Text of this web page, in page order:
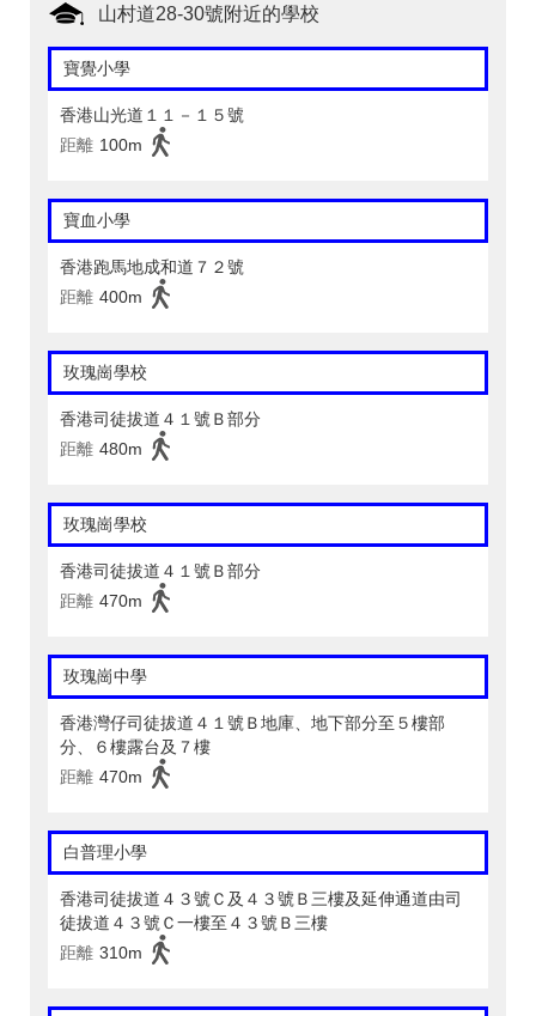
山村道28-30號附近的學校
寶覺小學
香港山光道１１－１５號
距離 100m
寶血小學
香港跑馬地成和道７２號
距離 400m
玫瑰崗學校
香港司徒拔道４１號Ｂ部分
距離 480m
玫瑰崗學校
香港司徒拔道４１號Ｂ部分
距離 470m
玫瑰崗中學
香港灣仔司徒拔道４１號Ｂ地庫、地下部分至５樓部
分、６樓露台及７樓
距離 470m
白普理小學
香港司徒拔道４３號Ｃ及４３號Ｂ三樓及延伸通道由司
徒拔道４３號Ｃ一樓至４３號Ｂ三樓
距離 310m